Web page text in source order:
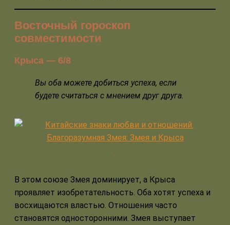
Восточный гороскоп
совместимости
Крыса — 6/8
Вы оба можете добиться успеха, если
будете считаться с мнением друг друга.
В этом союзе Змея доминирует, а Крыса
проявляет изобретательность. Оба хотят успеха и
восхищаются властью. Отношения часто
становятся односторонними. Змея выступает